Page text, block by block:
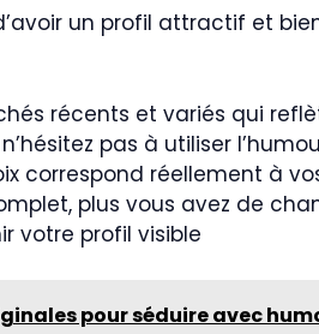
un profil attractif et
récents et variés qui
pas à utiliser
correspond réellement à
plus vous avez de
votre profil visible
pour séduire avec